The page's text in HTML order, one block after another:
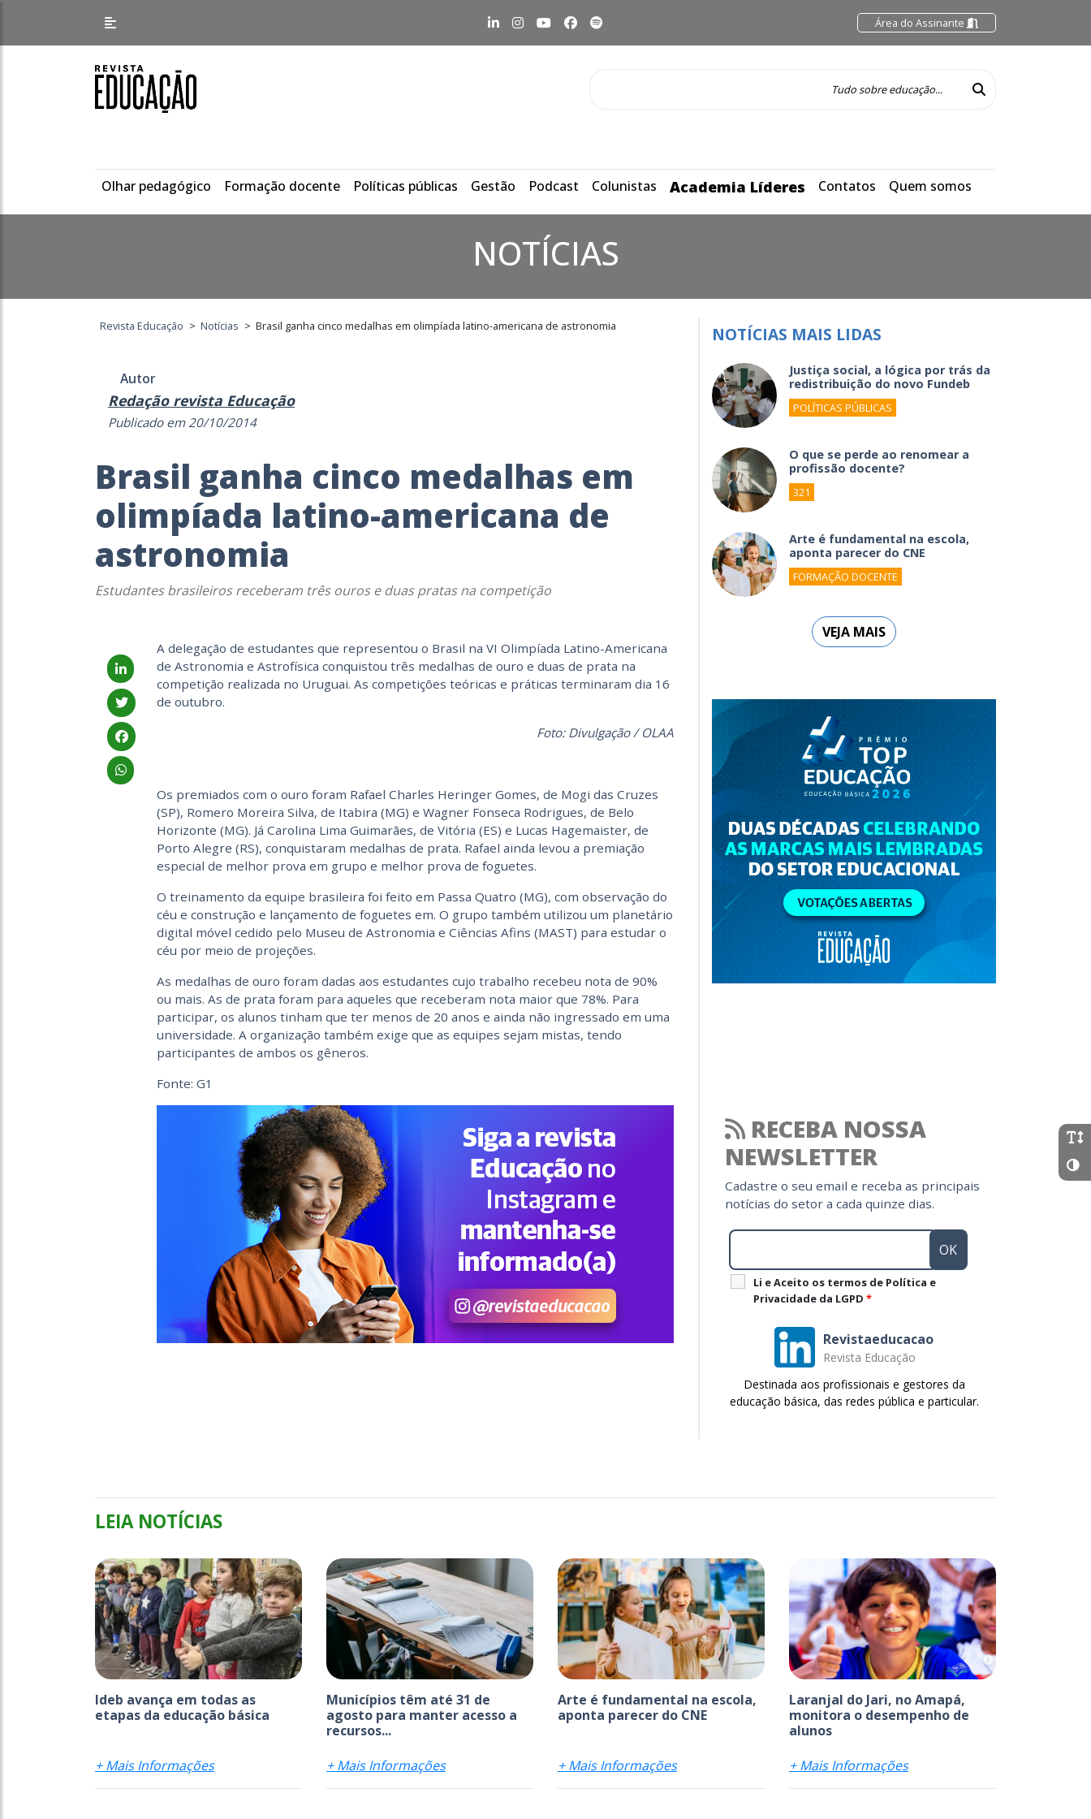
Área do Assinante
Olhar pedagógico Formação docente Políticas públicas Gestão Podcast Colunistas Academia Líderes Contatos Quem somos
NOTÍCIAS
Revista Educação > Notícias > Brasil ganha cinco medalhas em olimpíada latino-americana de astronomia
Autor
Redação revista Educação
Publicado em 20/10/2014
Brasil ganha cinco medalhas em
olimpíada latino-americana de
astronomia
Estudantes brasileiros receberam três ouros e duas pratas na competição
A delegação de estudantes que representou o Brasil na VI Olimpíada Latino-Americana
de Astronomia e Astrofísica conquistou três medalhas de ouro e duas de prata na
competição realizada no Uruguai. As competições teóricas e práticas terminaram dia 16
de outubro.
Foto: Divulgação / OLAA
Os premiados com o ouro foram Rafael Charles Heringer Gomes, de Mogi das Cruzes
(SP), Romero Moreira Silva, de Itabira (MG) e Wagner Fonseca Rodrigues, de Belo
Horizonte (MG). Já Carolina Lima Guimarães, de Vitória (ES) e Lucas Hagemaister, de
Porto Alegre (RS), conquistaram medalhas de prata. Rafael ainda levou a premiação
especial de melhor prova em grupo e melhor prova de foguetes.
O treinamento da equipe brasileira foi feito em Passa Quatro (MG), com observação do
céu e construção e lançamento de foguetes em. O grupo também utilizou um planetário
digital móvel cedido pelo Museu de Astronomia e Ciências Afins (MAST) para estudar o
céu por meio de projeções.
As medalhas de ouro foram dadas aos estudantes cujo trabalho recebeu nota de 90%
ou mais. As de prata foram para aqueles que receberam nota maior que 78%. Para
participar, os alunos tinham que ter menos de 20 anos e ainda não ingressado em uma
universidade. A organização também exige que as equipes sejam mistas, tendo
participantes de ambos os gêneros.
Fonte: G1
NOTÍCIAS MAIS LIDAS
Justiça social, a lógica por trás da
redistribuição do novo Fundeb
POLÍTICAS PÚBLICAS
O que se perde ao renomear a
profissão docente?
321
Arte é fundamental na escola,
aponta parecer do CNE
FORMAÇÃO DOCENTE
VEJA MAIS
RECEBA NOSSA
NEWSLETTER
Cadastre o seu email e receba as principais
notícias do setor a cada quinze dias.
Li e Aceito os termos de Política e
Privacidade da LGPD *
Revistaeducacao
Revista Educação
Destinada aos profissionais e gestores da
educação básica, das redes pública e particular.
LEIA NOTÍCIAS
Ideb avança em todas as
etapas da educação básica
+ Mais Informações
Municípios têm até 31 de
agosto para manter acesso a
recursos...
+ Mais Informações
Arte é fundamental na escola,
aponta parecer do CNE
+ Mais Informações
Laranjal do Jari, no Amapá,
monitora o desempenho de
alunos
+ Mais Informações